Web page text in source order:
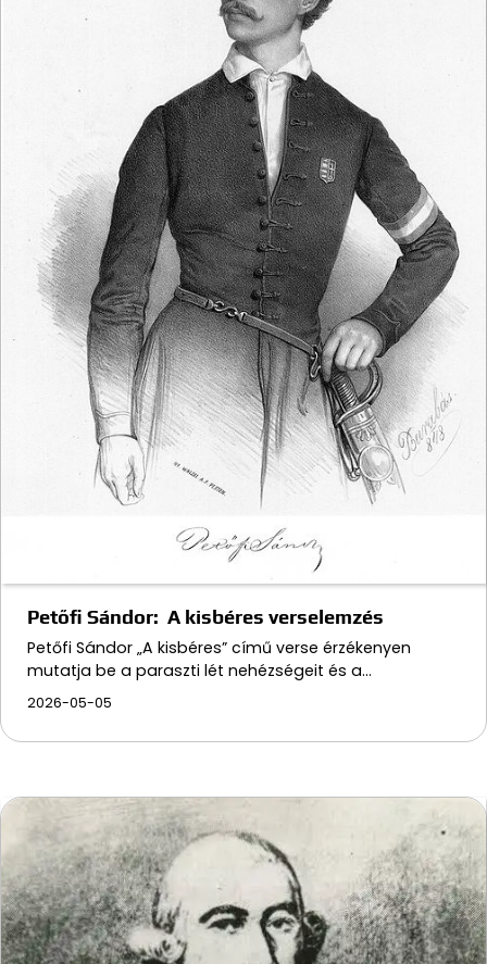
Petőfi Sándor: A kisbéres verselemzés
Petőfi Sándor „A kisbéres” című verse érzékenyen
mutatja be a paraszti lét nehézségeit és a…
2026-05-05